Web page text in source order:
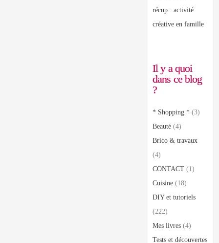
récup : activité
créative en famille
Il y a quoi
dans ce blog
?
* Shopping * (3)
Beauté (4)
Brico & travaux
(4)
CONTACT (1)
Cuisine (18)
DIY et tutoriels
(222)
Mes livres (4)
Tests et découvertes